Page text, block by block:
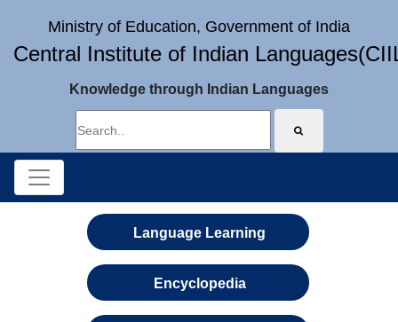
Ministry of Education, Government of India
Central Institute of Indian
Knowledge through Indian Languages
Language Learning
Encyclopedia